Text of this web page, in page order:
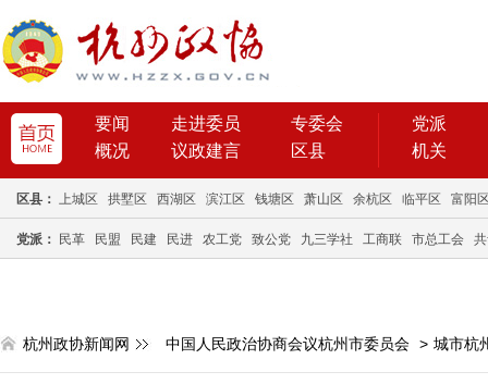
要闻 走进委员
专委会
概况
议政建言 区县
党派
机关
区县： 上城区 拱墅区 西湖区 滨江区 钱塘区 萧山区 余杭区 临平区 富阳
党派： 民革 民盟 民建 民进 农工党 致公党 九三学社 工商联 市总工会
杭州政协新闻网 中国人民政治协商会议杭州市委员会 > 城市杭